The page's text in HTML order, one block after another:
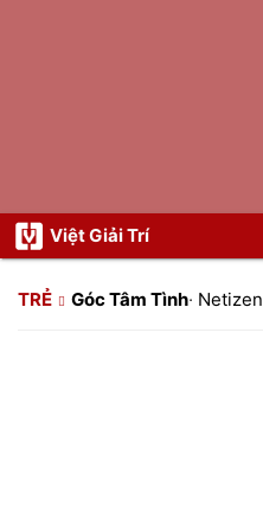
Việt Giải Trí
TRẺ Góc Tâm Tình· Netizen